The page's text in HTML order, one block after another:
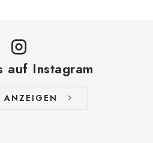
auf Instagram
ANZEIGEN